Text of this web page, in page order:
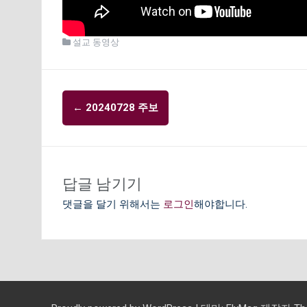
설교 동영상
글
내
이
션
← 20240728 주보
답글 남기기
댓글을 달기 위해서는 로그인해야합니다.